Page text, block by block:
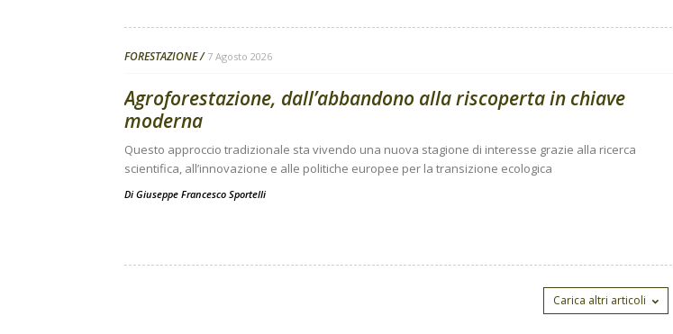
FORESTAZIONE 7 Agosto 2026
Agroforestazione, dall’abbandono alla riscoperta in chiave
moderna
Questo approccio tradizionale sta vivendo una nuova stagione di interesse grazie alla ricerca
scientifica, all’innovazione e alle politiche europee per la transizione ecologica
Di Giuseppe Francesco Sportelli
Carica altri articoli